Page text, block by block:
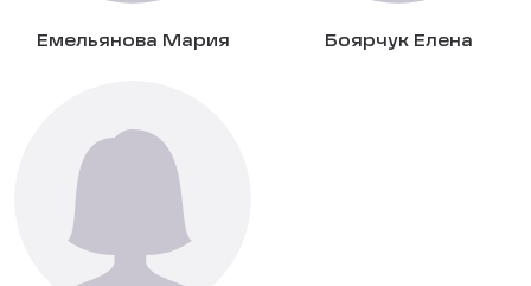
Емельянова Мария Боярчук Елена